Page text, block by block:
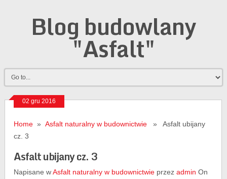
Blog budowlany
"Asfalt"
02 gru 2016
Home »Asfalt naturalny w budownictwie » Asfalt ubijany
cz. 3
Asfalt ubijany cz. 3
Napisane wAsfalt naturalny w budownictwie przezadmin On